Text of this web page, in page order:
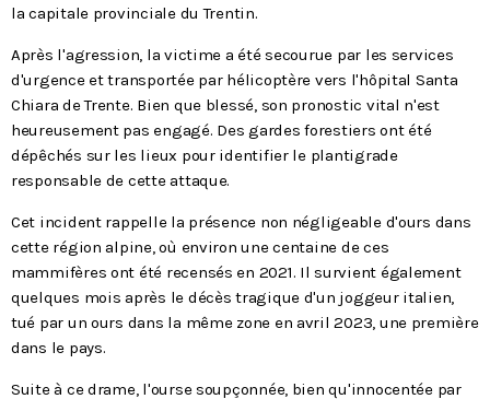
la capitale provinciale du Trentin.
Après l'agression, la victime a été secourue par les services
d'urgence et transportée par hélicoptère vers l'hôpital Santa
Chiara de Trente. Bien que blessé, son pronostic vital n'est
heureusement pas engagé. Des gardes forestiers ont été
dépêchés sur les lieux pour identifier le plantigrade
responsable de cette attaque.
Cet incident rappelle la présence non négligeable d'ours dans
cette région alpine, où environ une centaine de ces
mammifères ont été recensés en 2021. Il survient également
quelques mois après le décès tragique d'un joggeur italien,
tué par un ours dans la même zone en avril 2023, une première
dans le pays.
Suite à ce drame, l'ourse soupçonnée, bien qu'innocentée par